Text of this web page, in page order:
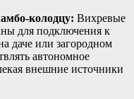
колодцу: Вихревые
для подключения к
даче или загородном
автономное
внешние источники